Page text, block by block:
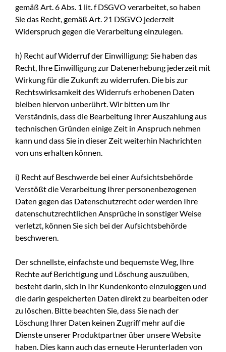
gemäß Art. 6 Abs. 1 lit. f DSGVO verarbeitet, so haben
Sie das Recht, gemäß Art. 21 DSGVO jederzeit
Widerspruch gegen die Verarbeitung einzulegen.
h) Recht auf Widerruf der Einwilligung: Sie haben das
Recht, Ihre Einwilligung zur Datenerhebung jederzeit mit
Wirkung für die Zukunft zu widerrufen. Die bis zur
Rechtswirksamkeit des Widerrufs erhobenen Daten
bleiben hiervon unberührt. Wir bitten um Ihr
Verständnis, dass die Bearbeitung Ihrer Auszahlung aus
technischen Gründen einige Zeit in Anspruch nehmen
kann und dass Sie in dieser Zeit weiterhin Nachrichten
von uns erhalten können.
i) Recht auf Beschwerde bei einer Aufsichtsbehörde
Verstößt die Verarbeitung Ihrer personenbezogenen
Daten gegen das Datenschutzrecht oder werden Ihre
datenschutzrechtlichen Ansprüche in sonstiger Weise
verletzt, können Sie sich bei der Aufsichtsbehörde
beschweren.
Der schnellste, einfachste und bequemste Weg, Ihre
Rechte auf Berichtigung und Löschung auszuüben,
besteht darin, sich in Ihr Kundenkonto einzuloggen und
die darin gespeicherten Daten direkt zu bearbeiten oder
zu löschen. Bitte beachten Sie, dass Sie nach der
Löschung Ihrer Daten keinen Zugriff mehr auf die
Dienste unserer Produktpartner über unsere Website
haben. Dies kann auch das erneute Herunterladen von